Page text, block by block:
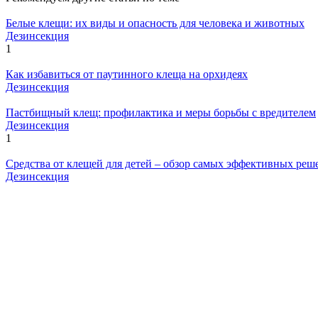
Белые клещи: их виды и опасность для человека и животных
Дезинсекция
1
Как избавиться от паутинного клеща на орхидеях
Дезинсекция
Пастбищный клещ: профилактика и меры борьбы с вредителем
Дезинсекция
1
Средства от клещей для детей – обзор самых эффективных
Дезинсекция